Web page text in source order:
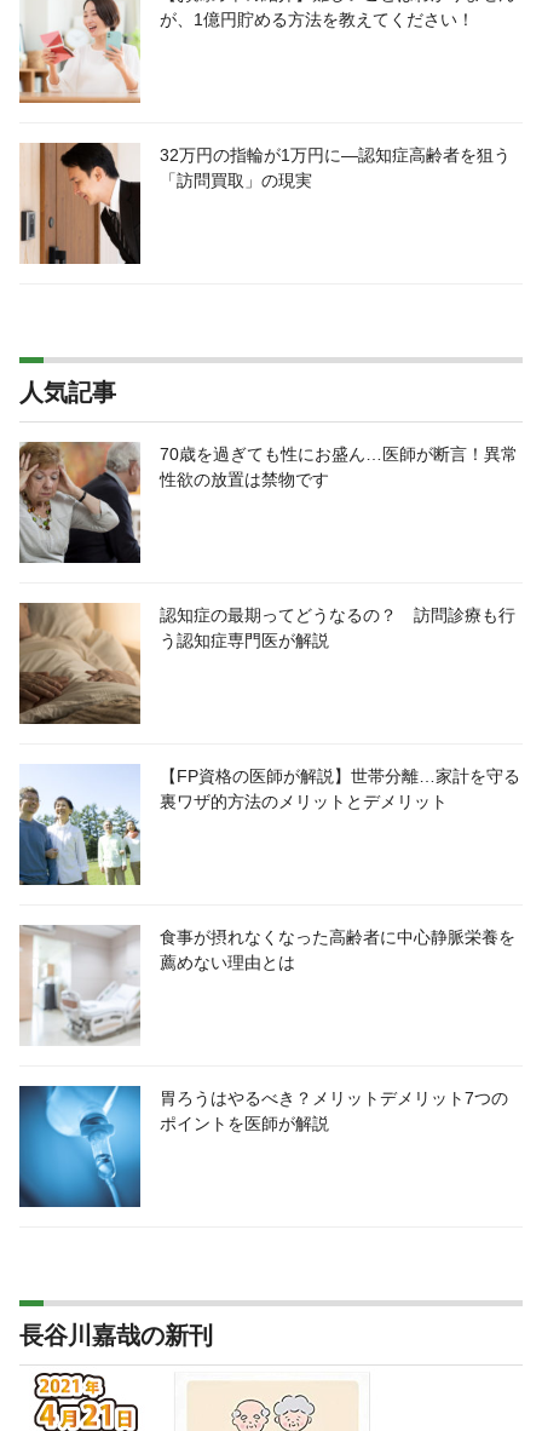
が、1億円貯める方法を教えてください！
32万円の指輪が1万円に―認知症高齢者を狙う
「訪問買取」の現実
人気記事
70歳を過ぎても性にお盛ん…医師が断言！異常
性欲の放置は禁物です
認知症の最期ってどうなるの？ 訪問診療も行
う認知症専門医が解説
【FP資格の医師が解説】世帯分離…家計を守る
裏ワザ的方法のメリットとデメリット
食事が摂れなくなった高齢者に中心静脈栄養を
薦めない理由とは
胃ろうはやるべき？メリットデメリット7つの
ポイントを医師が解説
長谷川嘉哉の新刊